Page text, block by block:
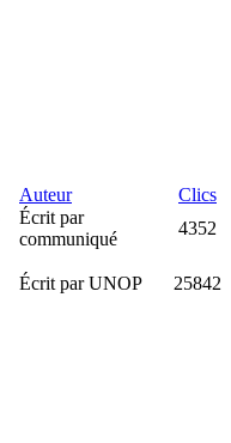
Auteur
Clics
Écrit par
communiqué
4352
Écrit par UNOP 25842